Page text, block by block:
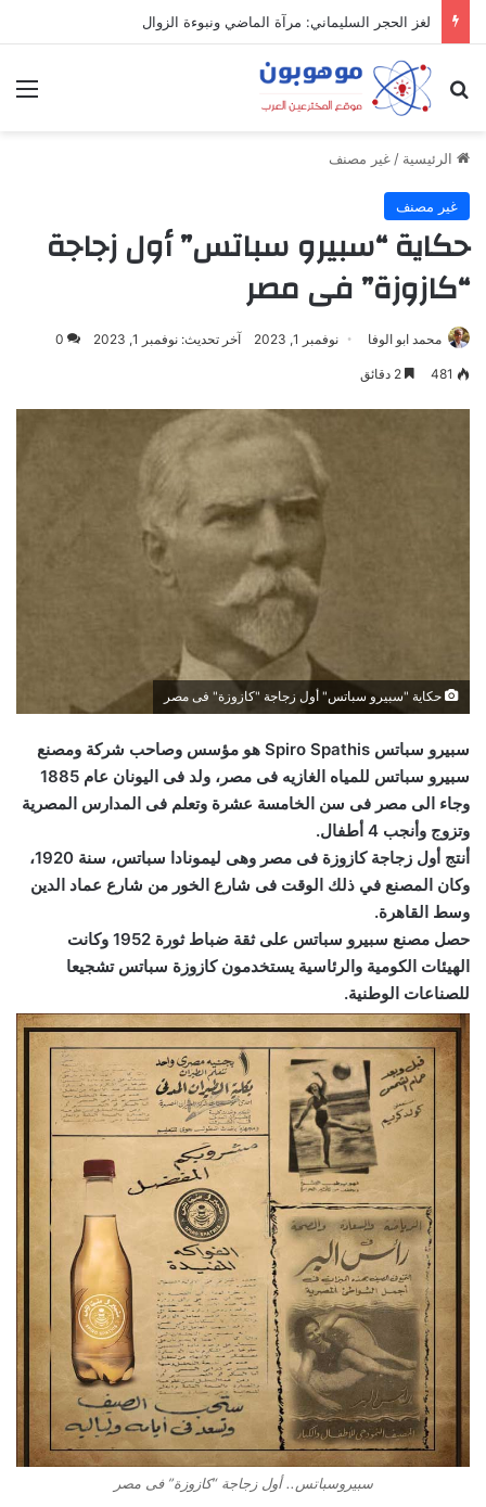
لغز الحجر السليماني: مرآة الماضي ونبوءة الزوال
بحث عن
الرئيسية / غير مصنف
غير مصنف
حكاية “سبيرو سباتس” أول زجاجة
“كازوزة” فى مصر
محمد ابو الوفا نوفمبر 1, 2023 آخر تحديث: نوفمبر 1, 2023 0
481
حكاية "سبيرو سباتس" أول زجاجة "كازوزة" فى مصر
سبيرو سباتس Spiro Spathis هو مؤسس وصاحب شركة ومصنع
سبيرو سباتس للمياه الغازيه فى مصر، ولد فى اليونان عام 1885
وجاء الى مصر فى سن الخامسة عشرة وتعلم فى المدارس المصرية
وتزوج وأنجب 4 أطفال.
أنتج أول زجاجة كازوزة فى مصر وهى ليمونادا سباتس، سنة 1920،
وكان المصنع في ذلك الوقت فى شارع الخور من شارع عماد الدين
وسط القاهرة.
حصل مصنع سبيرو سباتس على ثقة ضباط ثورة 1952 وكانت
الهيئات الكومية والرئاسية يستخدمون كازوزة سباتس تشجيعا
للصناعات الوطنية.
سبيروسباتس.. أول زجاجة “كازوزة” فى مصر